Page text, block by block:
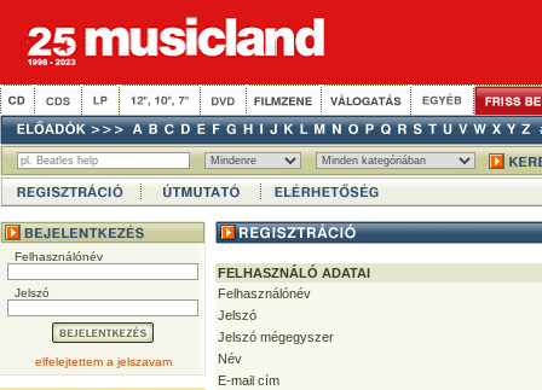
Felhasználónév
Jelszó
elfelejtettem a jelszavam
FELHASZNÁLÓ ADATAI
Felhasználónév
Jelszó
Jelszó mégegyszer
Név
E-mail cím